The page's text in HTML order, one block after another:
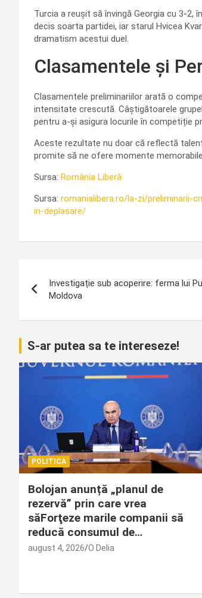
Turcia a reușit să învingă Georgia cu 3-
decis soarta partidei, iar starul Hvicea
dramatism acestui duel.
Clasamentele și
Clasamentele preliminariilor arată o
intensitate crescută. Câștigătoarele
pentru a-și asigura locurile în competiție
Aceste rezultate nu doar că reflectă
promite să ne ofere momente
Sursa: România Liberă
Sursa: romanialibera.ro/la-zi/preliminarii-
in-deplasare/
în
articole
Investigație sub acoperire: ferma lui
Moldova
S-ar putea sa te intereseze!
POLITICA
Bolojan anunță „planul de
rezervă” prin care vrea
săForţeze marile companii să
reducă consumul de…
august 4, 2026 O Delia